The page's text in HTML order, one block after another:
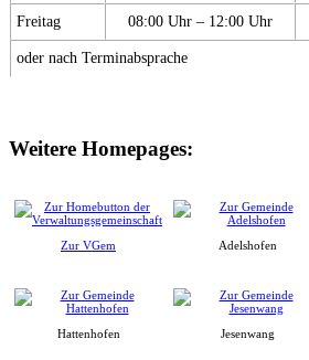
Freitag 08:00 Uhr – 12:00 Uhr
oder nach Terminabsprache
Weitere Homepages:
Zur VGem Adelshofen
Hattenhofen Jesenwang